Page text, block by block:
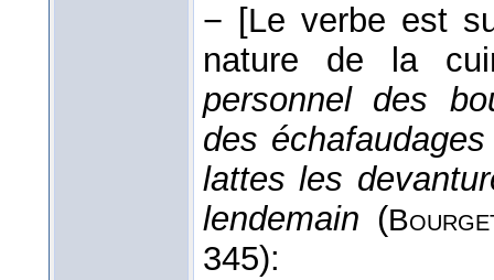
− [Le verbe est
nature de la
personnel des
des
lattes les
lendemain (
345):